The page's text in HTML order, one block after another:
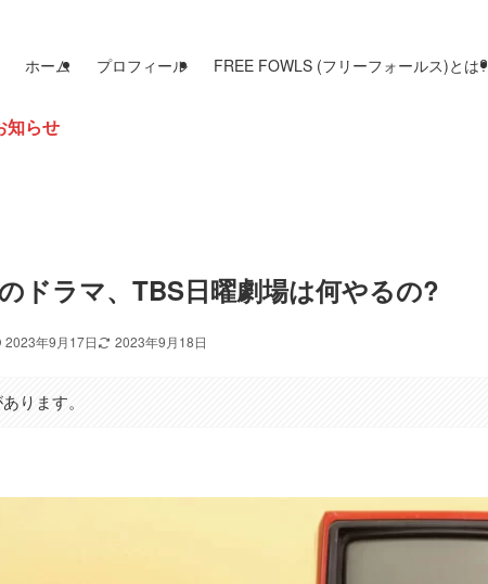
ホーム プロフィール FREE FOWLS (フリーフォールス)とは?
ドラマ、TBS日曜劇場は何やるの?
2023年9月17日 2023年9月18日
ります。